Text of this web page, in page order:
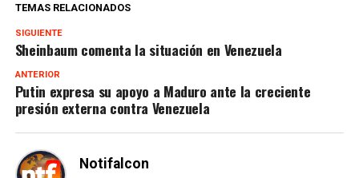
TEMAS RELACIONADOS
SIGUIENTE
Sheinbaum comenta la situación en Venezuela
ANTERIOR
Putin expresa su apoyo a Maduro ante la creciente
presión externa contra Venezuela
Notifalcon